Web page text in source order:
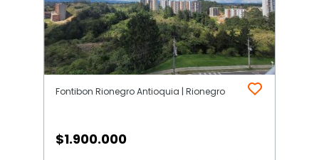
Fontibon Rionegro Antioquia | Rionegro
$1.900.000